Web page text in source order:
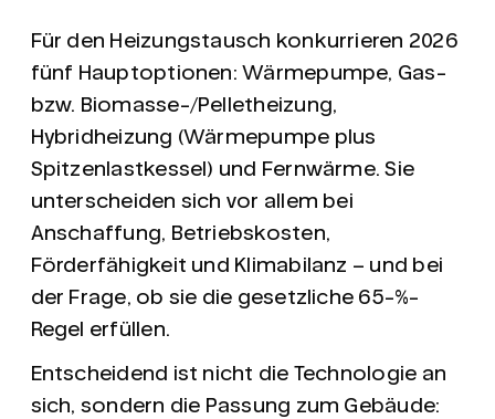
Für den Heizungstausch konkurrieren 2026
fünf Hauptoptionen:Wärmepumpe, Gas-
bzw. Biomasse-/Pelletheizung,
Hybridheizung (Wärmepumpe plus
Spitzenlastkessel) und Fernwärme. Sie
unterscheiden sich vor allem bei
Anschaffung, Betriebskosten,
Förderfähigkeit und Klimabilanz – und bei
der Frage, ob sie die gesetzliche 65-%-
Regel erfüllen.
Entscheidend ist nicht die Technologie an
sich, sondern die Passung zum Gebäude: